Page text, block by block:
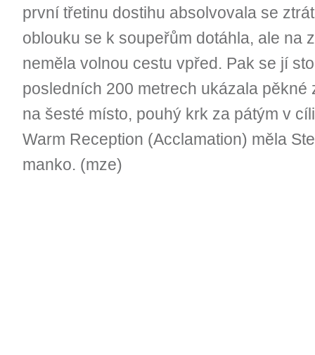
první třetinu dostihu absolvovala se
oblouku se k soupeřům dotáhla, ale na
neměla volnou cestu vpřed. Pak se jí
posledních 200 metrech ukázala
na šesté místo, pouhý krk za pátým v
Warm Reception (Acclamation) měla
manko. (mze)